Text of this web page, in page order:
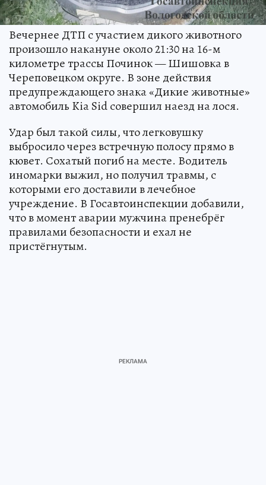
Вечернее ДТП с участием дикого животного
произошло накануне около 21:30 на 16-м
километре трассы Починок — Шишовка в
Череповецком округе. В зоне действия
предупреждающего знака «Дикие животные»
автомобиль Kia Sid совершил наезд на лося.
Удар был такой силы, что легковушку
выбросило через встречную полосу прямо в
кювет. Сохатый погиб на месте. Водитель
иномарки выжил, но получил травмы, с
которыми его доставили в лечебное
учреждение. В Госавтоинспекции добавили,
что в момент аварии мужчина пренебрёг
правилами безопасности и ехал не
пристёгнутым.